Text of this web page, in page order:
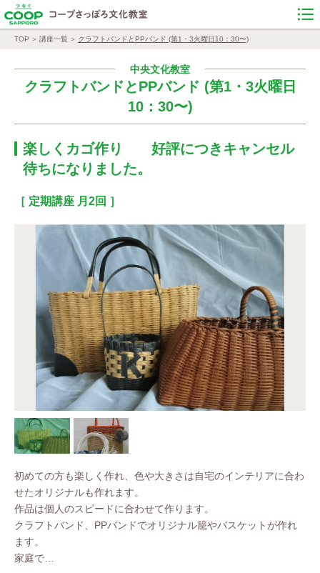
TOP 講座一覧 クラフトバンドとPPバンド (第1・3火曜日10：30〜)
中央文化教室
クラフトバンドとPPバンド (第1・3火曜日
10：30〜)
楽しくカゴ作り 好評につきキャンセル
待ちになりました。
［ 定期講座 月2回 ］
初めての方も楽しく作れ、色や大きさは自宅のインテリアに合わ
せたオリジナルも作れます。
作品は個人のスピードに合わせて作ります。
クラフトバンド、PPバンドでオリジナル籠やバスケットが作れ
ます。
家庭で